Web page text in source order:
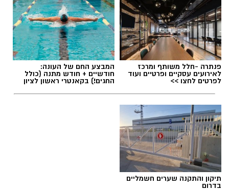
פנתרה -חלל משותף ומרכז
לאירועים עסקיים ופרטיים ועוד
לפרטים לחצו >>
המבצע החם של העונה:
חודשיים + חודש מתנה (כולל
החגים!) בקאנטרי ראשון לציון
תיקון והתקנה שערים חשמליים
בדרום